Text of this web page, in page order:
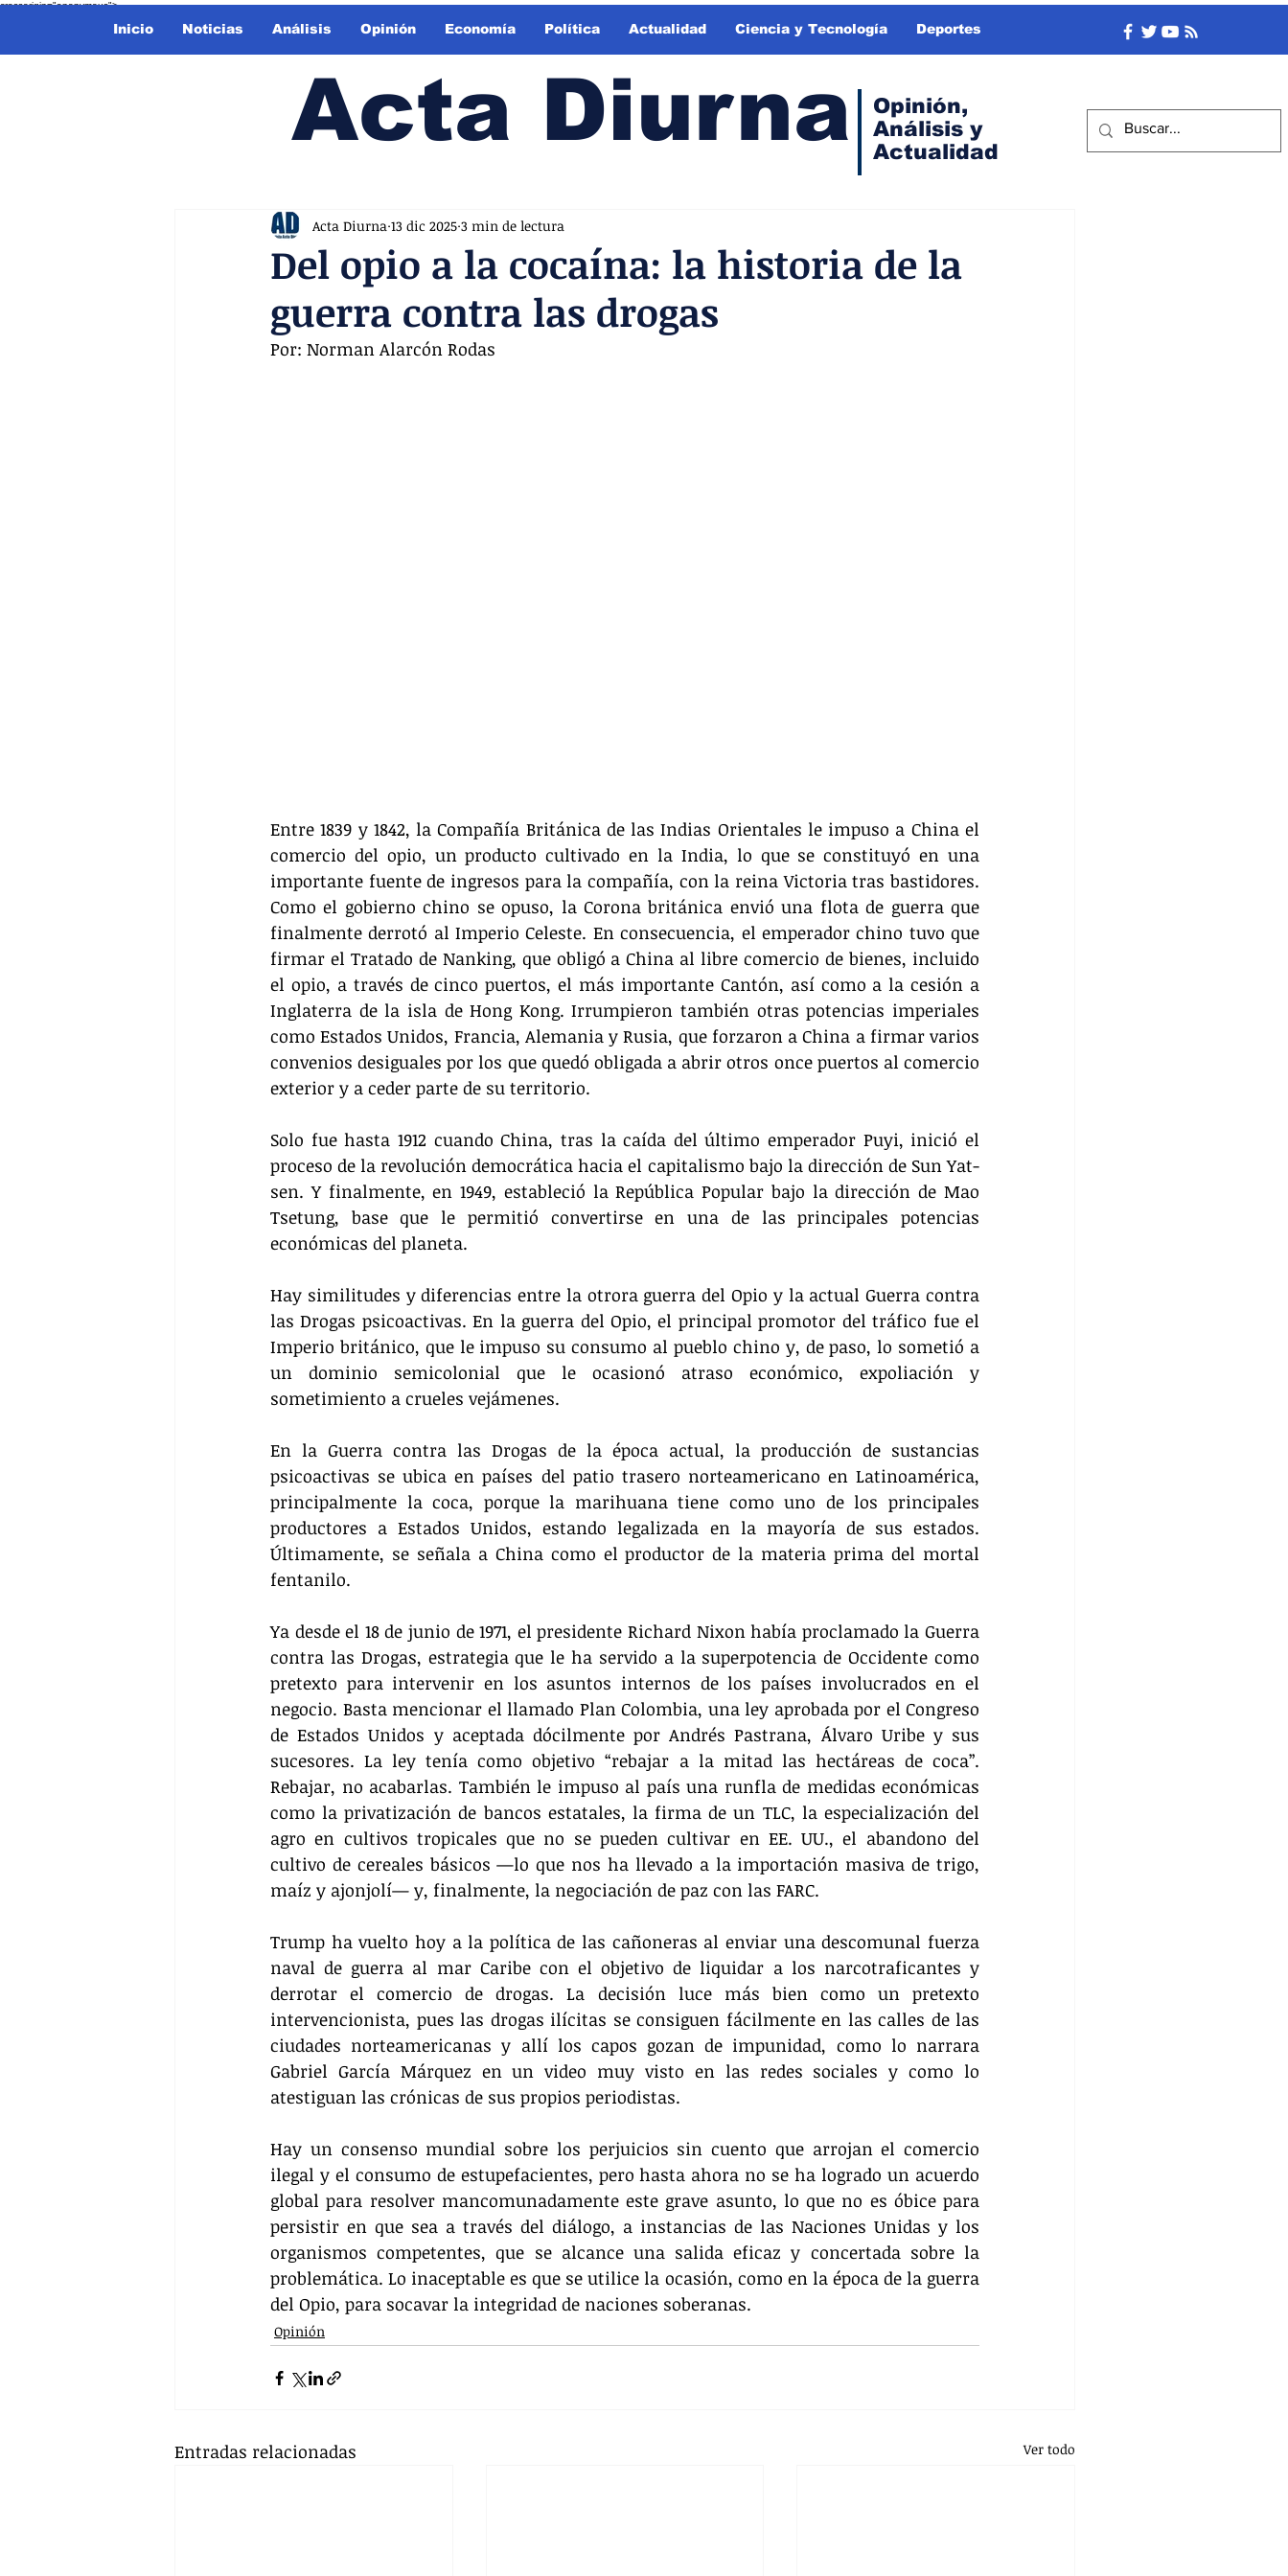
crossorigin="anonymous">
Inicio Noticias Análisis Opinión Economía Política Actualidad Ciencia y Tecnología Deportes
Acta Diurna
Opinión,
Análisis y
Actualidad
Del opio a la cocaína: la historia de la
guerra contra las drogas
Acta Diurna 13 dic 2025 3 min de lectura
Por: Norman Alarcón Rodas
Entre 1839 y 1842, la Compañía Británica de las Indias Orientales le impuso a China el
comercio del opio, un producto cultivado en la India, lo que se constituyó en una
importante fuente de ingresos para la compañía, con la reina Victoria tras bastidores.
Como el gobierno chino se opuso, la Corona británica envió una flota de guerra que
finalmente derrotó al Imperio Celeste. En consecuencia, el emperador chino tuvo que
firmar el Tratado de Nanking, que obligó a China al libre comercio de bienes, incluido
el opio, a través de cinco puertos, el más importante Cantón, así como a la cesión a
Inglaterra de la isla de Hong Kong. Irrumpieron también otras potencias imperiales
como Estados Unidos, Francia, Alemania y Rusia, que forzaron a China a firmar varios
convenios desiguales por los que quedó obligada a abrir otros once puertos al comercio
exterior y a ceder parte de su territorio.
Solo fue hasta 1912 cuando China, tras la caída del último emperador Puyi, inició el
proceso de la revolución democrática hacia el capitalismo bajo la dirección de Sun Yat-
sen. Y finalmente, en 1949, estableció la República Popular bajo la dirección de Mao
Tsetung, base que le permitió convertirse en una de las principales potencias
económicas del planeta.
Hay similitudes y diferencias entre la otrora guerra del Opio y la actual Guerra contra
las Drogas psicoactivas. En la guerra del Opio, el principal promotor del tráfico fue el
Imperio británico, que le impuso su consumo al pueblo chino y, de paso, lo sometió a
un dominio semicolonial que le ocasionó atraso económico, expoliación y
sometimiento a crueles vejámenes.
En la Guerra contra las Drogas de la época actual, la producción de sustancias
psicoactivas se ubica en países del patio trasero norteamericano en Latinoamérica,
principalmente la coca, porque la marihuana tiene como uno de los principales
productores a Estados Unidos, estando legalizada en la mayoría de sus estados.
Últimamente, se señala a China como el productor de la materia prima del mortal
fentanilo.
Ya desde el 18 de junio de 1971, el presidente Richard Nixon había proclamado la Guerra
contra las Drogas, estrategia que le ha servido a la superpotencia de Occidente como
pretexto para intervenir en los asuntos internos de los países involucrados en el
negocio. Basta mencionar el llamado Plan Colombia, una ley aprobada por el Congreso
de Estados Unidos y aceptada dócilmente por Andrés Pastrana, Álvaro Uribe y sus
sucesores. La ley tenía como objetivo “rebajar a la mitad las hectáreas de coca”.
Rebajar, no acabarlas. También le impuso al país una runfla de medidas económicas
como la privatización de bancos estatales, la firma de un TLC, la especialización del
agro en cultivos tropicales que no se pueden cultivar en EE. UU., el abandono del
cultivo de cereales básicos —lo que nos ha llevado a la importación masiva de trigo,
maíz y ajonjolí— y, finalmente, la negociación de paz con las FARC.
Trump ha vuelto hoy a la política de las cañoneras al enviar una descomunal fuerza
naval de guerra al mar Caribe con el objetivo de liquidar a los narcotraficantes y
derrotar el comercio de drogas. La decisión luce más bien como un pretexto
intervencionista, pues las drogas ilícitas se consiguen fácilmente en las calles de las
ciudades norteamericanas y allí los capos gozan de impunidad, como lo narrara
Gabriel García Márquez en un video muy visto en las redes sociales y como lo
atestiguan las crónicas de sus propios periodistas.
Hay un consenso mundial sobre los perjuicios sin cuento que arrojan el comercio
ilegal y el consumo de estupefacientes, pero hasta ahora no se ha logrado un acuerdo
global para resolver mancomunadamente este grave asunto, lo que no es óbice para
persistir en que sea a través del diálogo, a instancias de las Naciones Unidas y los
organismos competentes, que se alcance una salida eficaz y concertada sobre la
problemática. Lo inaceptable es que se utilice la ocasión, como en la época de la guerra
del Opio, para socavar la integridad de naciones soberanas.
Opinión
Entradas relacionadas Ver todo